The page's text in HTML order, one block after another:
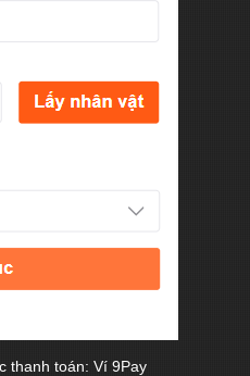
thanh toán: Ví 9Pay